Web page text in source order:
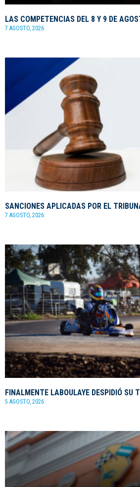
LAS COMPETENCIAS DEL 8 Y 9 DE
7 AGOSTO, 2026
SANCIONES APLICADAS POR EL
7 AGOSTO, 2026
FINALMENTE LABOULAYE DESPIDIÓ SU
5 AGOSTO, 2026